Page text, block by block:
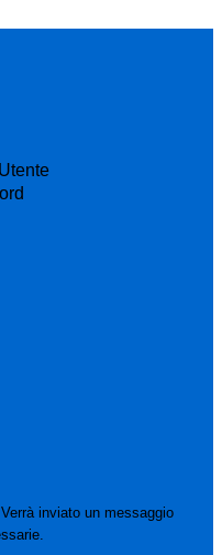
Verrà inviato un messaggio